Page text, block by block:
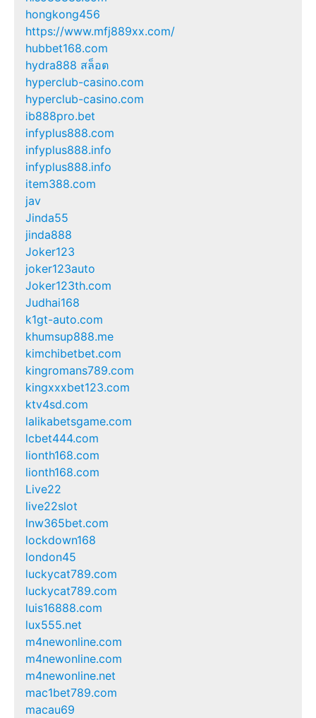
hongkong456
https://www.mfj889xx.com/
hubbet168.com
hydra888 สล็อต
hyperclub-casino.com
hyperclub-casino.com
ib888pro.bet
infyplus888.com
infyplus888.info
infyplus888.info
item388.com
jav
Jinda55
jinda888
Joker123
joker123auto
Joker123th.com
Judhai168
k1gt-auto.com
khumsup888.me
kimchibetbet.com
kingromans789.com
kingxxxbet123.com
ktv4sd.com
lalikabetsgame.com
lcbet444.com
lionth168.com
lionth168.com
Live22
live22slot
lnw365bet.com
lockdown168
london45
luckycat789.com
luckycat789.com
luis16888.com
lux555.net
m4newonline.com
m4newonline.com
m4newonline.net
mac1bet789.com
macau69